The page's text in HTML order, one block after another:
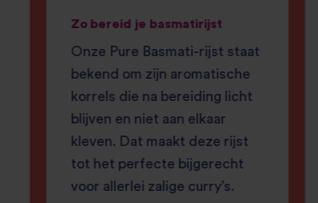
Zo bereid je basmatirijst
Onze Pure Basmati-rijst staat
bekend om zijn aromatische
korrels die na bereiding licht
blijven en niet aan elkaar
kleven. Dat maakt deze rijst
tot het perfecte bijgerecht
voor allerlei zalige curry’s.